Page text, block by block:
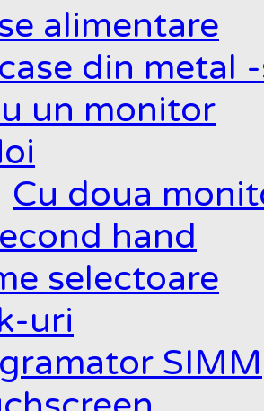
alimentare
din metal
un monitor
Cu doua
hand
selectoare
uri
SIMM